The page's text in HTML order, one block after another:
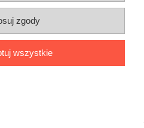
wersję strony
Shoper Premium
zgody
wszystkie